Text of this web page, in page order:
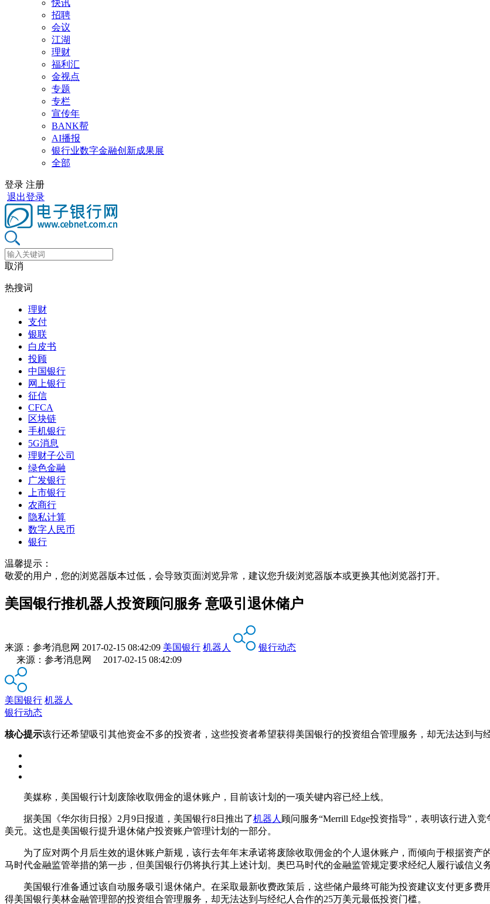
快讯
招聘
会议
江湖
理财
福利汇
金视点
专题
专栏
宣传年
BANK帮
AI播报
银行业数字金融创新成果展
全部
登录 注册
退出登录
取消
热搜词
理财
支付
银联
白皮书
投顾
中国银行
网上银行
征信
CFCA
区块链
手机银行
5G消息
理财子公司
绿色金融
广发银行
上市银行
农商行
隐私计算
数字人民币
银行
温馨提示：
敬爱的用户，您的浏览器版本过低，会导致页面浏览异常，建议您升级浏览器版本或更换其他浏览器打开。
美国银行推机器人投资顾问服务 意吸引退休储户
来源： 参考消息网 2017-02-15 08:42:09 美国银行 机器人
银行动态
来源：参考消息网 2017-02-15 08:42:09
美国银行 机器人
银行动态
核心提示该行还希望吸引其他资金不多的投资者，这些投资者希望获得美国银行的投资组合管理服务，却无法达到与
美媒称，美国银行计划废除收取佣金的退休账户，目前该计划的一项关键内容已经上线。
据美国《华尔街日报》2月9日报道，美国银行8日推出了机器人 顾问服务“Merrill Edge投资指导”，表明该行进入
美元。这也是美国银行提升退休储户投资账户管理计划的一部分。
为了应对两个月后生效的退休账户新规，该行去年年末承诺将废除收取佣金的个人退休账户，而倾向于根据资产
马时代金融监管举措的第一步，但美国银行仍将执行其上述计划。奥巴马时代的金融监管规定要求经纪人履行诚信义
美国银行准备通过该自动服务吸引退休储户。在采取最新收费政策后，这些储户最终可能为投资建议支付更多费
得美国银行美林金融管理部的投资组合管理服务，却无法达到与经纪人合作的25万美元最低投资门槛。